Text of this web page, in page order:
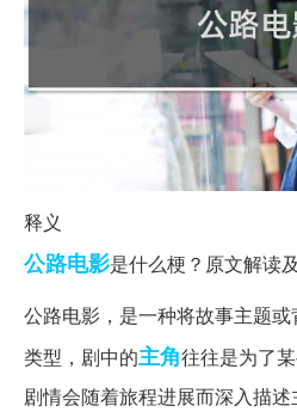
释义
公路电影是什么梗？原文解读
公路电影，是一种将故事主题
类型，剧中的主角往往是为了
剧情会随着旅程进展而深入描